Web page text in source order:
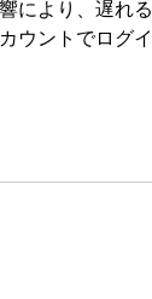
により、遅れ
ウントでログ